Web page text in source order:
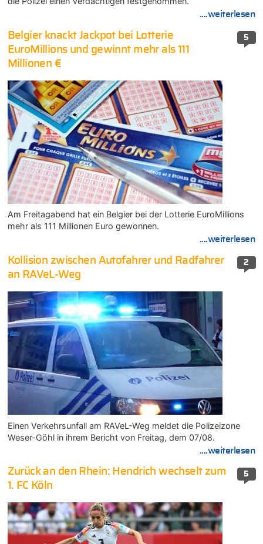
....weiterlesen
5
Belgier knackt Jackpot bei Lotterie
EuroMillions und gewinnt mehr als 111
Millionen €
Am Freitagabend hat ein Belgier bei der Lotterie EuroMillions
mehr als 111 Millionen Euro gewonnen.
....weiterlesen
2
Kollision zwischen Autofahrer und Radfahrer
an RAVeL-Weg
Einen Verkehrsunfall am RAVeL-Weg meldet die Polizeizone
Weser-Göhl in ihrem Bericht von Freitag, dem 07/08.
....weiterlesen
5
Zurück an den Rhein: Hendrich wechselt zum
1. FC Köln